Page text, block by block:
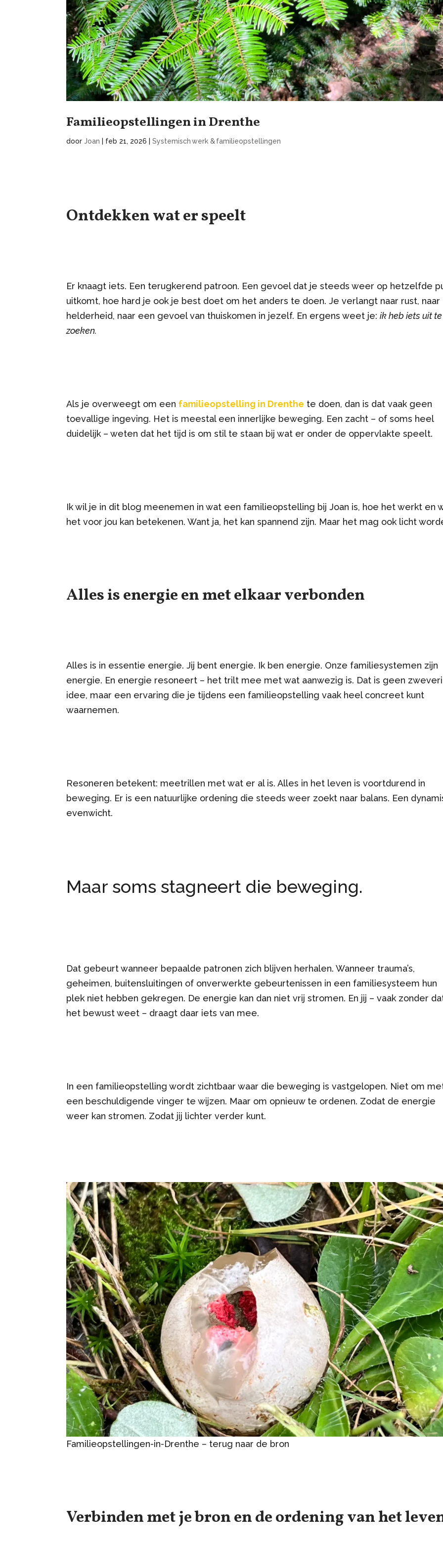
Familieopstellingen in Drenthe
doorJoan | feb 21, 2026 |Systemisch werk & familieopstellingen
Ontdekken wat er speelt
Er knaagt iets. Een terugkerend patroon. Een gevoel dat je steeds weer op hetzelfde
uitkomt, hoe hard je ook je best doet om het anders te doen. Je verlangt naar rust, naar
helderheid, naar een gevoel van thuiskomen in jezelf. En ergens weet je:ik heb iets uit te
zoeken.
Als je overweegt om een familieopstelling in Drenthe te doen, dan is dat vaak geen
toevallige ingeving. Het is meestal een innerlijke beweging. Een zacht – of soms heel
duidelijk – weten dat het tijd is om stil te staan bij wat er onder de oppervlakte speelt.
Ik wil je in dit blog meenemen in wat een familieopstelling bij Joan is, hoe het werkt en
het voor jou kan betekenen. Want ja, het kan spannend zijn. Maar het mag ook licht
Alles is energie en met elkaar verbonden
Alles is in essentie energie. Jij bent energie. Ik ben energie. Onze familiesystemen zijn
energie. En energie resoneert – het trilt mee met wat aanwezig is. Dat is geen
idee, maar een ervaring die je tijdens een familieopstelling vaak heel concreet kunt
waarnemen.
Resoneren betekent: meetrillen met wat er al is. Alles in het leven is voortdurend in
beweging. Er is een natuurlijke ordening die steeds weer zoekt naar balans. Een
evenwicht.
Maar soms stagneert die beweging.
Dat gebeurt wanneer bepaalde patronen zich blijven herhalen. Wanneer trauma’s,
geheimen, buitensluitingen of onverwerkte gebeurtenissen in een familiesysteem hun
plek niet hebben gekregen. De energie kan dan niet vrij stromen. En jij – vaak zonder
het bewust weet – draagt daar iets van mee.
In een familieopstelling wordt zichtbaar waar die beweging is vastgelopen. Niet om
een beschuldigende vinger te wijzen. Maar om opnieuw te ordenen. Zodat de energie
weer kan stromen. Zodat jij lichter verder kunt.
Familieopstellingen-in-Drenthe – terug naar de bron
Verbinden met je bron en de ordening van het